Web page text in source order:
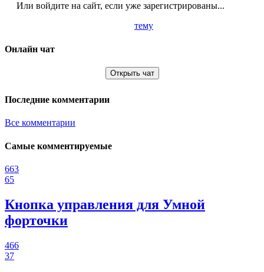
Или войдите на сайт, если уже зарегистрированы...
тему
Онлайн чат
Открыть чат
Последние комментарии
Все комментарии
Самые комментируемые
663
65
Кнопка управления для Умной
форточки
466
37